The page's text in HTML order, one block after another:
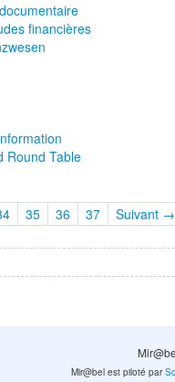
financières
Round Table
35 36 37 Suivant →
Mir@bel est piloté par